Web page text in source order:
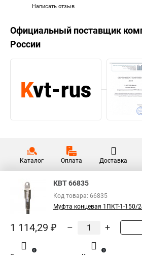
Написать отзыв
Официальный поставщик
России
Каталог Оплата Доставка
КВТ 66835
Код товара: 66835
Муфта концевая 1ПКТ-1-150/
1 114,29 ₽ – +
0 0